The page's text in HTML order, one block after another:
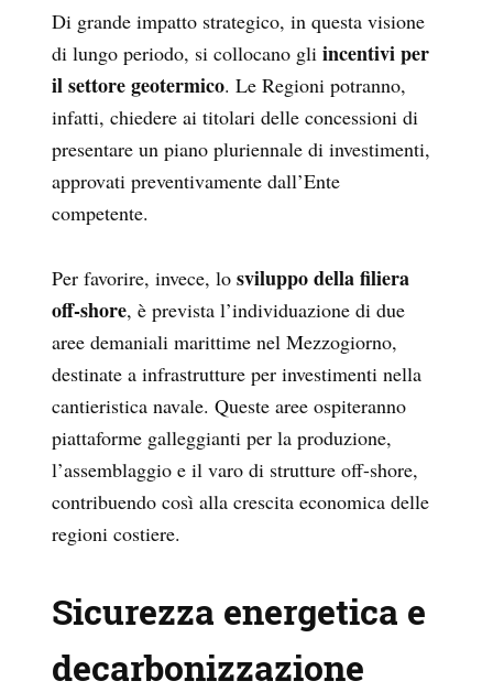
Di grande impatto strategico, in questa visione
di lungo periodo, si collocano gli incentivi per
il settore geotermico. Le Regioni potranno,
infatti, chiedere ai titolari delle concessioni di
presentare un piano pluriennale di investimenti,
approvati preventivamente dall’Ente
competente.
Per favorire, invece, lo sviluppo della filiera
off-shore, è prevista l’individuazione di due
aree demaniali marittime nel Mezzogiorno,
destinate a infrastrutture per investimenti nella
cantieristica navale. Queste aree ospiteranno
piattaforme galleggianti per la produzione,
l’assemblaggio e il varo di strutture off-shore,
contribuendo così alla crescita economica delle
regioni costiere.
Sicurezza energetica e
decarbonizzazione